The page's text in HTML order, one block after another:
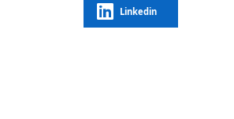
Linkedin